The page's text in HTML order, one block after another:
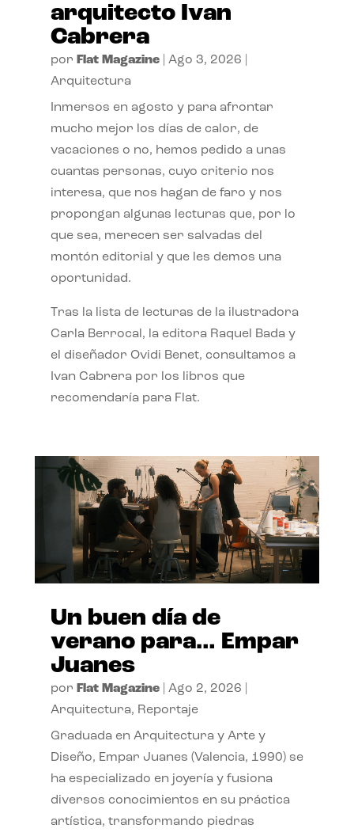
arquitecto Ivan
Cabrera
por Flat Magazine| Ago 3, 2026
Arquitectura
Inmersos en agosto y para afrontar
mucho mejor los días de calor, de
vacaciones o no, hemos pedido a unas
cuantas personas, cuyo criterio nos
interesa, que nos hagan de faro y nos
propongan algunas lecturas que, por lo
que sea, merecen ser salvadas del
montón editorial y que les demos una
oportunidad.
Tras la lista de lecturas de la ilustradora
Carla Berrocal, la editora Raquel Bada y
el diseñador Ovidi Benet, consultamos a
Ivan Cabrera por los libros que
recomendaría para Flat.
Un buen día de
verano para… Empar
Juanes
por Flat Magazine| Ago 2, 2026
Arquitectura, Reportaje
Graduada en Arquitectura y Arte y
Diseño, Empar Juanes (Valencia, 1990) se
ha especializado en joyería y fusiona
diversos conocimientos en su práctica
artística, transformando piedras